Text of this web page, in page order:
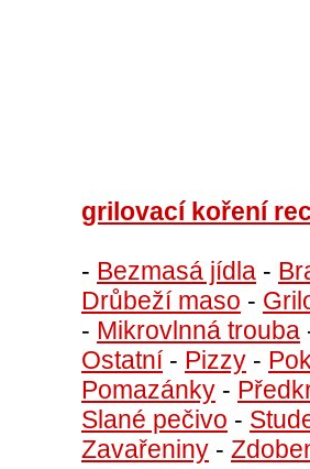
grilovací koření
- Bezmasá jídla -
Drůbeží maso -
- Mikrovlnná trouba
Ostatní- Pizzy -
Pomazánky -
Slané pečivo -
Zavařeniny -